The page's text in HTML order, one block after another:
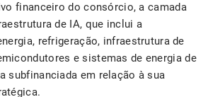
financeiro do consórcio, a camada
de IA, que inclui a
refrigeração, infraestrutura de
e sistemas de energia de
subfinanciada em relação à sua